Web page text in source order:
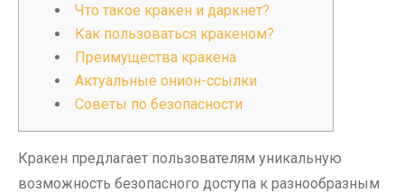
Что такое кракен и даркнет?
Как пользоваться кракеном?
Преимущества кракена
Актуальные онион-ссылки
Советы по безопасности
Кракен предлагает пользователям уникальную
возможность безопасного доступа к разнообразным